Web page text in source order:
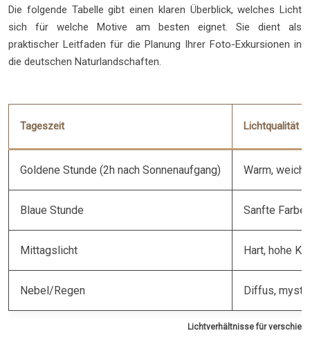
Die folgende Tabelle gibt einen klaren Überblick, welches Licht
sich für welche Motive am besten eignet. Sie dient als
praktischer Leitfaden für die Planung Ihrer Foto-Exkursionen in
die deutschen Naturlandschaften.
Lichtverhältnisse für
Tageszeit Lichtqualität
Goldene Stunde (2h nach Sonnenaufgang) Warm,
Blaue Stunde Sanfte
Mittagslicht Hart, hohe
Nebel/Regen Diffus,